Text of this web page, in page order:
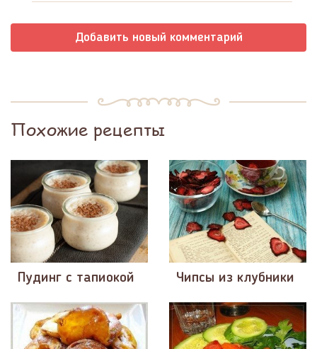
Добавить новый комментарий
Похожие рецепты
Пудинг с тапиокой Чипсы из клубники